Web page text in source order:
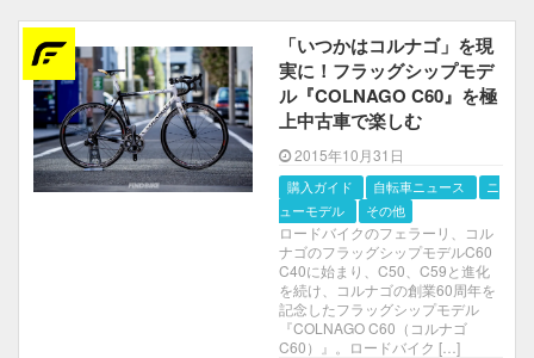
「いつかはコルナゴ」を現
実に！フラッグシップモデ
ル『COLNAGO C60』を極
上中古車で楽しむ
2015年10月31日
購入ガイド 自転車ニュース
ニ
ューモデル
その他
ロードバイクのフェラーリ、コル
ナゴのフラッグシップモデルC60
C40に始まり、C50、C59と進化
を続け、コルナゴの創業60周年を
記念したフラッグシップモデル
『COLNAGO C60（コルナゴ
C60）』。ロードバイク […]